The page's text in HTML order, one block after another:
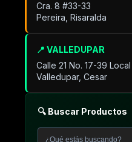
📍 VALLEDUPAR
Calle 21 No. 17-39
Valledupar, Cesar
Cra. 8 #33-33
Pereira, Risaralda
🔍 Buscar Productos